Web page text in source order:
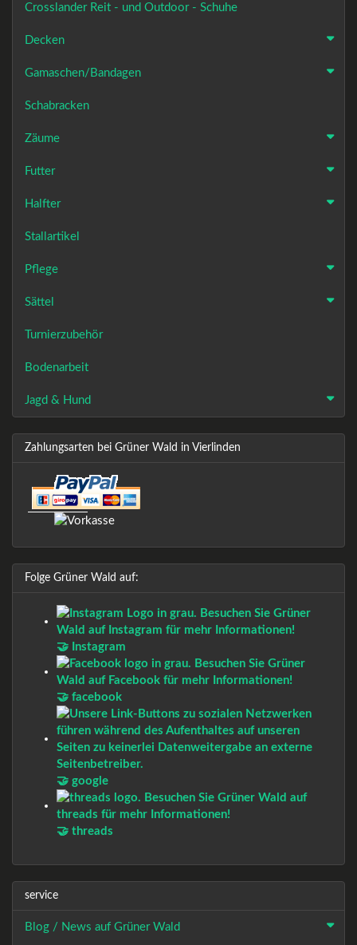
Crosslander Reit - und Outdoor - Schuhe
Decken
Gamaschen/Bandagen
Schabracken
Zäume
Futter
Halfter
Stallartikel
Pflege
Sättel
Turnierzubehör
Bodenarbeit
Jagd & Hund
Zahlungsarten bei Grüner Wald in Vierlinden
Folge Grüner Wald auf:
🤝 Instagram
🤝 facebook
🤝 google
🤝 threads
service
Blog / News auf Grüner Wald